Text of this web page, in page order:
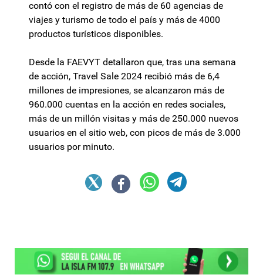
contó con el registro de más de 60 agencias de
viajes y turismo de todo el país y más de 4000
productos turísticos disponibles.
Desde la FAEVYT detallaron que, tras una semana
de acción, Travel Sale 2024 recibió más de 6,4
millones de impresiones, se alcanzaron más de
960.000 cuentas en la acción en redes sociales,
más de un millón visitas y más de 250.000 nuevos
usuarios en el sitio web, con picos de más de 3.000
usuarios por minuto.